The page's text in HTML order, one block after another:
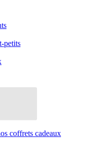
petits
coffrets cadeaux